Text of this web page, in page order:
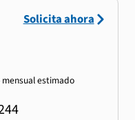
mensual estimado
Solicita ahora